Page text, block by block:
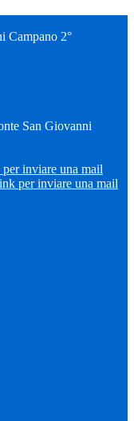
Campano 2°
San Giovanni
inviare una mail
per inviare una mail